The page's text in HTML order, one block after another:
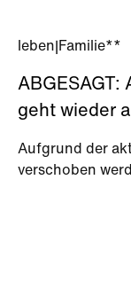
leben Familie**
ABGESAGT:
geht wieder
Aufgrund der
verschoben